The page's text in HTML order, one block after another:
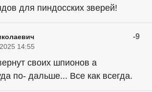
для пиндoccких зверей!
-9
14:55
своих шпионов а
по- дальше... Все как всегда.